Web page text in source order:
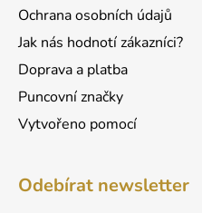
Ochrana osobních údajů
Jak nás hodnotí zákazníci?
Doprava a platba
Puncovní značky
Vytvořeno pomocí
Odebírat newsletter